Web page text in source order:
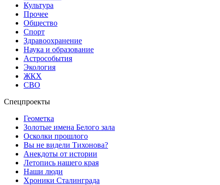
Культура
Прочее
Общество
Спорт
Здравоохранение
Наука и образование
Астрособытия
Экология
ЖКХ
СВО
Спецпроекты
Геометка
Золотые имена Белого зала
Осколки прошлого
Вы не видели Тихонова?
Анекдоты от истории
Летопись нашего края
Наши люди
Хроники Сталинграда